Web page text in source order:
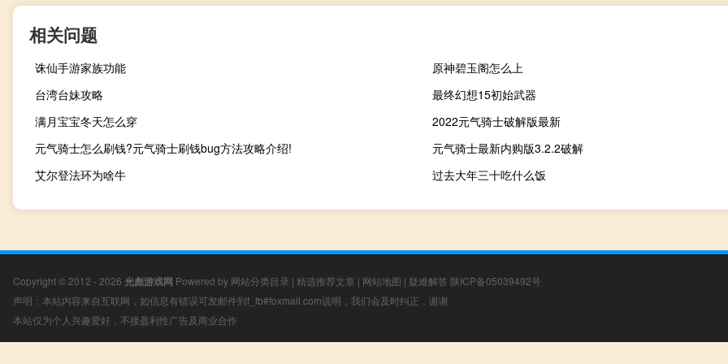
相关问题
诛仙手游家族功能
原神碧玉阁怎么上
台湾台妹攻略
最终幻想15初始武器
满月宝宝冬天怎么穿
2022元气骑士破解版最新
元气骑士怎么刷钱?元气骑士刷钱bug方法攻略介绍!
元气骑士最新内购版3.2.2破解
艾尔登法环为啥牛
过去大年三十吃什么饭
Copyright © 2012 - 2026 光彪游戏网 Powered by 网站分类目录 | 精选推荐文章 | 网站地图 | 疑难解答 陕ICP备05039492号
声明：本站内容来自互联网，如信息有错误可发邮件到f_fb#foxmail.com说明，我们会及时纠正，谢谢
本站仅为个人兴趣爱好，不接盈利性广告及商业合作